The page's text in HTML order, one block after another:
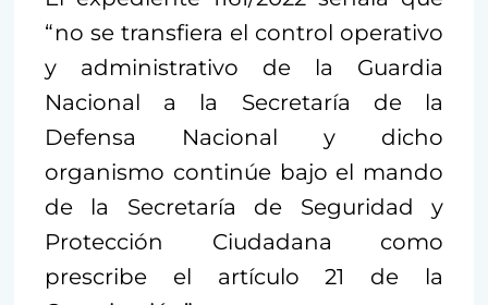
“no se transfiera el control operativo
y administrativo de la Guardia
Nacional a la Secretaría de la
Defensa Nacional y dicho
organismo continúe bajo el mando
de la Secretaría de Seguridad y
Protección Ciudadana como
prescribe el artículo 21 de la